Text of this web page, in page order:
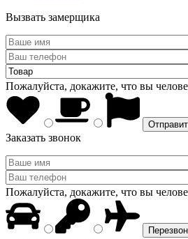
Вызвать замерщика
Пожалуйста, докажите, что вы
Заказать звонок
Пожалуйста, докажите, что вы